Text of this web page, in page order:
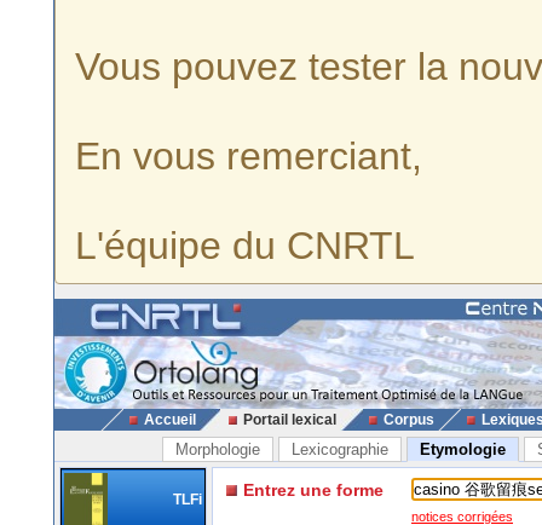
Vous pouvez tester la
En vous remerciant,
L'équipe du CNRTL
Accueil Portail lexical Corpus
Morphologie Lexicographie Etymologie
TLFi Entrez une forme
notices corrigées